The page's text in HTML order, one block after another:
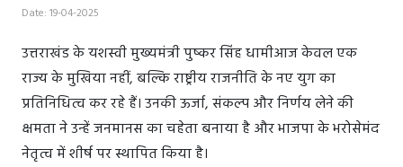
Date: 19-04-2025
उत्तराखंड के यशस्वी मुख्यमंत्री पुष्कर सिंह धामीआज केवल एक
राज्य के मुखिया नहीं, बल्कि राष्ट्रीय राजनीति के नए युग का
प्रतिनिधित्व कर रहे हैं। उनकी ऊर्जा, संकल्प और निर्णय लेने की
क्षमता ने उन्हें जनमानस का चहेता बनाया है और भाजपा के भरोसेमंद
नेतृत्व में शीर्ष पर स्थापित किया है।